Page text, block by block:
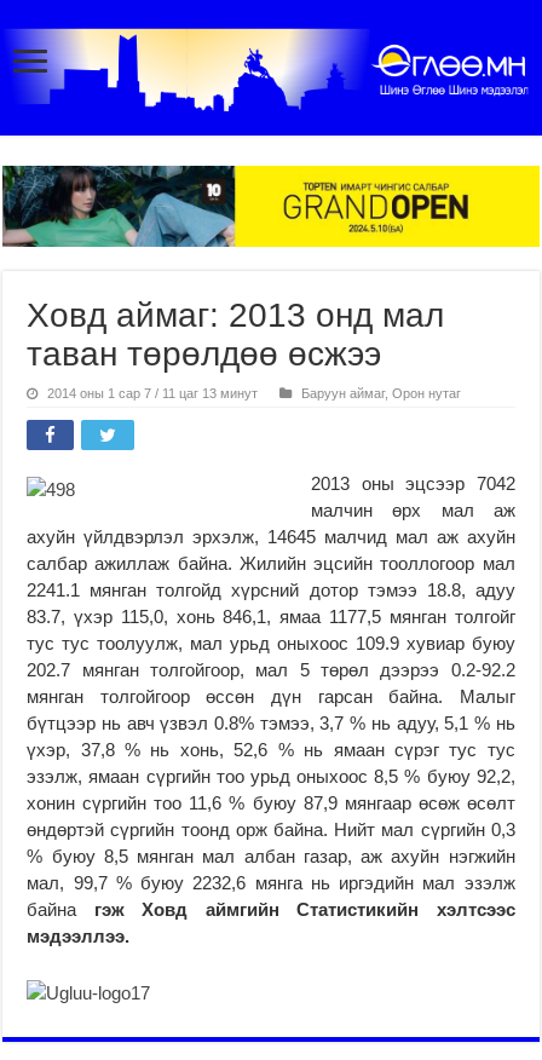
Ховд аймаг: 2013 онд мал
таван төрөлдөө өсжээ
2014 оны 1 сар 7 / 11 цаг 13 минут Баруун аймаг,Орон нутаг
2013 оны эцсээр 7042
малчин өрх мал аж
ахуйн үйлдвэрлэл эрхэлж, 14645 малчид мал аж ахуйн
салбар ажиллаж байна. Жилийн эцсийн тооллогоор мал
2241.1 мянган толгойд хүрсний дотор тэмээ 18.8, адуу
83.7, үхэр 115,0, хонь 846,1, ямаа 1177,5 мянган толгойг
тус тус тоолуулж, мал урьд оныхоос 109.9 хувиар буюу
202.7 мянган толгойгоор, мал 5 төрөл дээрээ 0.2-92.2
мянган толгойгоор өссөн дүн гарсан байна. Малыг
бүтцээр нь авч үзвэл 0.8% тэмээ, 3,7 % нь адуу, 5,1 % нь
үхэр, 37,8 % нь хонь, 52,6 % нь ямаан сүрэг тус тус
эзэлж, ямаан сүргийн тоо урьд оныхоос 8,5 % буюу 92,2,
хонин сүргийн тоо 11,6 % буюу 87,9 мянгаар өсөж өсөлт
өндөртэй сүргийн тоонд орж байна. Нийт мал сүргийн 0,3
% буюу 8,5 мянган мал албан газар, аж ахуйн нэгжийн
мал, 99,7 % буюу 2232,6 мянга нь иргэдийн мал эзэлж
байна гэж Ховд аймгийн Статистикийн хэлтсээс
мэдээллээ.